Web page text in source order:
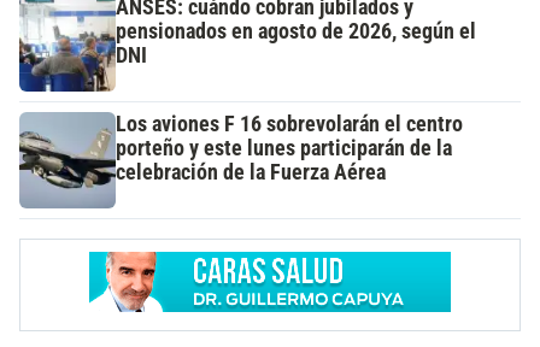
ANSES: cuándo cobran jubilados y
pensionados en agosto de 2026, según el
DNI
Los aviones F 16 sobrevolarán el centro
porteño y este lunes participarán de la
celebración de la Fuerza Aérea